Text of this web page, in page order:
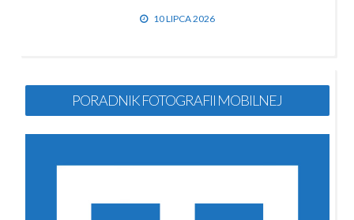
10 LIPCA 2026
PORADNIK FOTOGRAFII MOBILNEJ